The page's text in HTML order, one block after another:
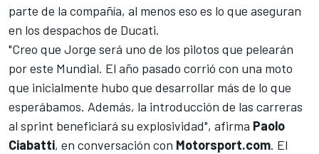
parte de la compañía, al menos eso es lo que aseguran
en los despachos de Ducati.
"Creo que Jorge será uno de los pilotos que pelearán
por este Mundial. El año pasado corrió con una moto
que inicialmente hubo que desarrollar más de lo que
esperábamos. Además, la introducción de las carreras
al sprint beneficiará su explosividad", afirma Paolo
Ciabatti, en conversación con Motorsport.com. El